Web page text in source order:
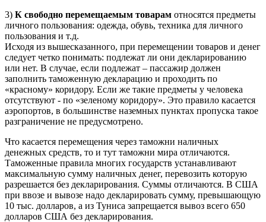
3) К свободно перемещаемым товарам относятся предметы
личного пользования: одежда, обувь, техника для личного
пользования и т.д.
Исходя из вышесказанного, при перемещении товаров и денег
следует четко понимать: подлежат ли они декларированию
или нет. В случае, если подлежат – пассажир должен
заполнить таможенную декларацию и проходить по
«красному» коридору. Если же такие предметы у человека
отсутствуют - по «зеленому коридору». Это правило касается
аэропортов, в большинстве наземных пунктах пропуска такое
разграничение не предусмотрено.
Что касается перемещения через таможни наличных
денежных средств, то и тут таможни мира отличаются.
Таможенные правила многих государств устанавливают
максимальную сумму наличных денег, перевозить которую
разрешается без декларирования. Суммы отличаются. В США
при ввозе и вывозе надо декларировать сумму, превышающую
10 тыс. долларов, а из Туниса запрещается вывоз всего 650
долларов США без декларирования.